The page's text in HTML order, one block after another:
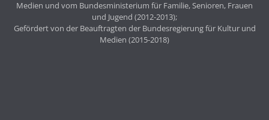
Medien und vom Bundesministerium für Familie, Senioren, Frauen
und Jugend (2012-2013);
Gefördert von der Beauftragten der Bundesregierung für Kultur und
Medien (2015-2018)